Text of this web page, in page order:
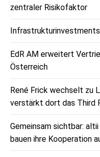
zentraler Risikofaktor
EdR AM erweitert
Österreich
René Frick wechselt zu
verstärkt dort das Third
Gemeinsam sichtbar:
bauen ihre Kooperation